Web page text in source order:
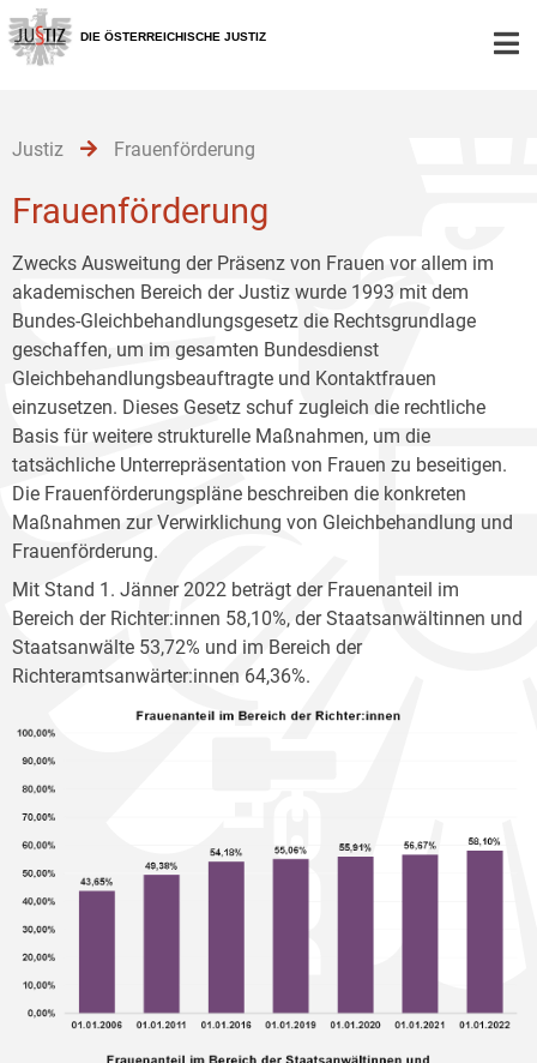
Zur
Hauptnavigation
[1]
Zum
Inhalt
[2]
Zum
Untermenü
[3]
DIE ÖSTERREICHISCHE JUSTIZ
Justiz Frauenförderung
Frauenförderung
Zwecks Ausweitung der Präsenz von Frauen vor allem im
akademischen Bereich der Justiz wurde 1993 mit dem
Bundes-Gleichbehandlungsgesetz die Rechtsgrundlage
geschaffen, um im gesamten Bundesdienst
Gleichbehandlungsbeauftragte und Kontaktfrauen
einzusetzen. Dieses Gesetz schuf zugleich die rechtliche
Basis für weitere strukturelle Maßnahmen, um die
tatsächliche Unterrepräsentation von Frauen zu beseitigen.
Die Frauenförderungspläne beschreiben die konkreten
Maßnahmen zur Verwirklichung von Gleichbehandlung und
Frauenförderung.
Mit Stand 1. Jänner 2022 beträgt der Frauenanteil im
Bereich der Richter:innen 58,10%, der Staatsanwältinnen und
Staatsanwälte 53,72% und im Bereich der
Richteramtsanwärter:innen 64,36%.